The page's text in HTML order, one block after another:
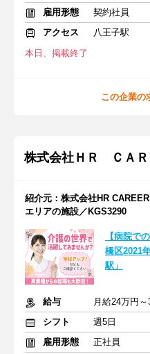
雇用形態
契約社員
アクセス
八王子駅
本日、掲載終了
この企業の
株式会社ＨＲ ＣＡＲ
紹介元：株式会社HR
エリアの施設／KGS3290
【病院で
橋区2021
駅」
給与
月給24万円
シフト
週5日
雇用形態
正社員